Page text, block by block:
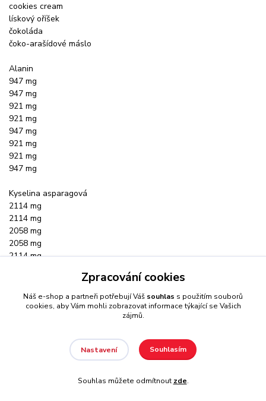
cookies cream
lískový oříšek
čokoláda
čoko-arašídové máslo
Alanin
947 mg
947 mg
921 mg
921 mg
947 mg
921 mg
921 mg
947 mg
Kyselina asparagová
2114 mg
2114 mg
2058 mg
2058 mg
2114 mg
2114 mg
Zpracování cookies
Náš e-shop a partneři potřebují Váš souhlas s použitím souborů
cookies, aby Vám mohli zobrazovat informace týkající se Vašich
zájmů.
Nastavení Souhlasím
Souhlas můžete odmítnout zde.